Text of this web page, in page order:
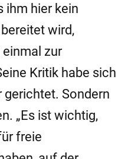
ihm hier kein
wird,
zur
Kritik habe sich
gerichtet. Sondern
„Es ist wichtig,
freie